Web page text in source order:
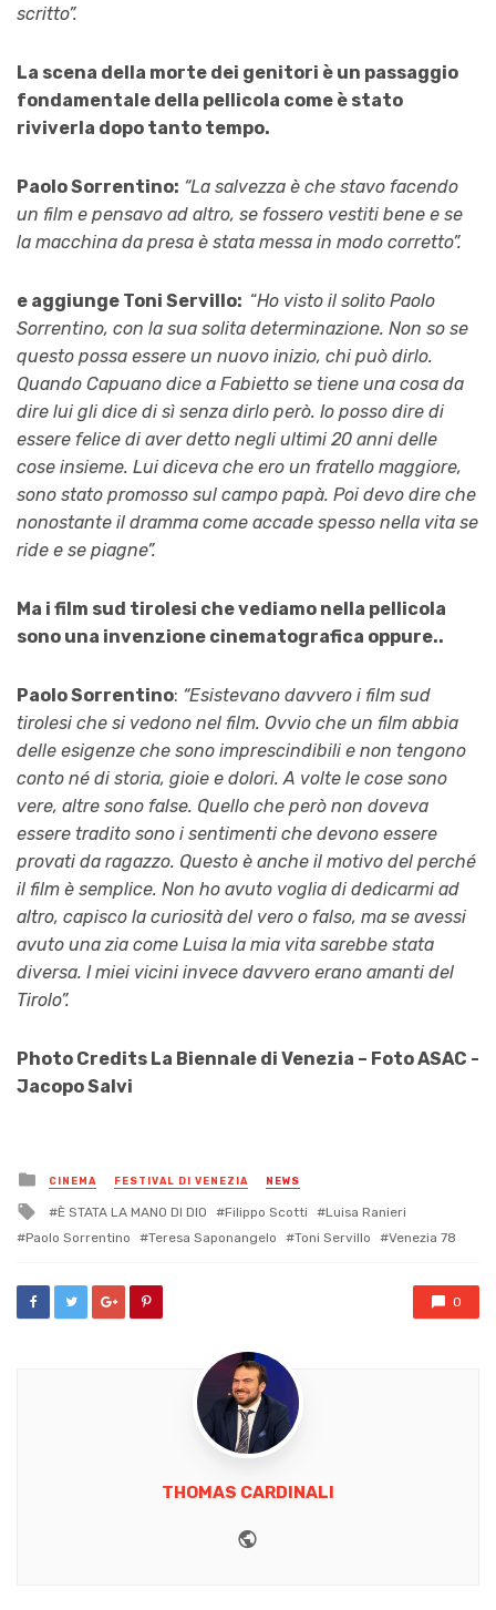
scritto”.
La scena della morte dei genitori è un passaggio
fondamentale della pellicola come è stato
riviverla dopo tanto tempo.
Paolo Sorrentino: “La salvezza è che stavo facendo
un film e pensavo ad altro, se fossero vestiti bene e se
la macchina da presa è stata messa in modo corretto”.
e aggiunge Toni Servillo: “Ho visto il solito Paolo
Sorrentino, con la sua solita determinazione. Non so se
questo possa essere un nuovo inizio, chi può dirlo.
Quando Capuano dice a Fabietto se tiene una cosa da
dire lui gli dice di sì senza dirlo però. Io posso dire di
essere felice di aver detto negli ultimi 20 anni delle
cose insieme. Lui diceva che ero un fratello maggiore,
sono stato promosso sul campo papà. Poi devo dire che
nonostante il dramma come accade spesso nella vita se
ride e se piagne”.
Ma i film sud tirolesi che vediamo nella pellicola
sono una invenzione cinematografica oppure..
Paolo Sorrentino: “Esistevano davvero i film sud
tirolesi che si vedono nel film. Ovvio che un film abbia
delle esigenze che sono imprescindibili e non tengono
conto né di storia, gioie e dolori. A volte le cose sono
vere, altre sono false. Quello che però non doveva
essere tradito sono i sentimenti che devono essere
provati da ragazzo. Questo è anche il motivo del perché
il film è semplice. Non ho avuto voglia di dedicarmi ad
altro, capisco la curiosità del vero o falso, ma se avessi
avuto una zia come Luisa la mia vita sarebbe stata
diversa. I miei vicini invece davvero erano amanti del
Tirolo”.
Photo Credits La Biennale di Venezia – Foto ASAC -
Jacopo Salvi
Posted
in
CINEMA FESTIVAL DI VENEZIA NEWS
Tagged
with
È STATA LA MANO DI DIO Filippo Scotti
Luisa Ranieri
Paolo Sorrentino
Teresa Saponangelo Toni Servillo Venezia 78
0
THOMAS CARDINALI